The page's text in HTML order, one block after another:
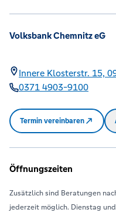
Volksbank Chemnitz eG
Innere Klosterstr. 15,
0371 4903-9100
Termin vereinbaren
Öffnungszeiten
Zusätzlich sind Beratungen
jederzeit möglich. Dienstag